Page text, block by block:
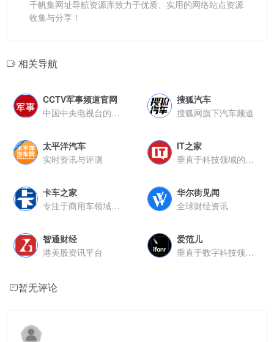
千帆集网址导航资源库致力于优质、实用的网络站点资源
收集与分享！
相关导航
CCTV军事频道官网
中国中央电视台的官方网站军事频道
搜狐汽车
搜狐网旗下汽车频道
太平洋汽车
实时资讯与评测
IT之家
垂直于科技领域的综合信息平台
卡车之家
专注于商用车领域的垂直服务平台
华尔街见闻
全球财经资讯
智通财经
港美股资讯平台
爱范儿
垂直于数字科技领域的潮流媒体平台
暂无评论